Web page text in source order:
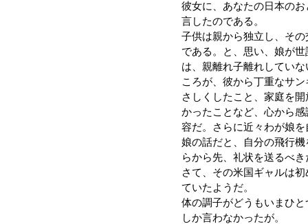
彼女に、あなたの日本の
言したのである。
子供は親から独立し、そ
である。と、思い、娘が
は、親離れ子離れしてい
ころが、彼から丁重なサ
さしくしたこと、家庭を
かったことなど、心から
容だ。さらに近々わが娘
娘の話だと、自分の飛行
らから先、礼状を送るべ
さて、その米国ギャルは
ていたようだ。
体の調子がどうもいまひ
しか言わなかったが。